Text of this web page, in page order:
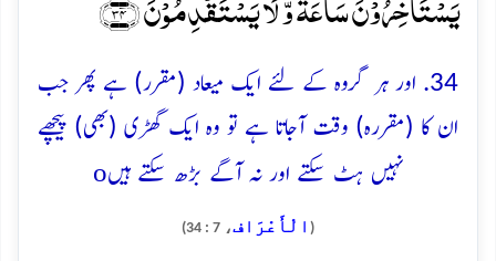
34. اور ہر گروہ کے لئے ایک میعاد (مقرر) ہے پھر جب
ان کا (مقررہ) وقت آجاتا ہے تو وہ ایک گھڑی (بھی) پیچھے
نہیں ہٹ سکتے اور نہ آگے بڑھ سکتے ہیںo
( الْأَعْرَاف، 7 : 34)